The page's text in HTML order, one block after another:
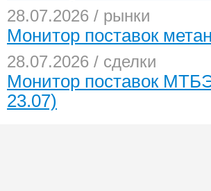
28.07.2026 / рынки
Монитор поставок
28.07.2026 / сделки
Монитор поставок
23.07)